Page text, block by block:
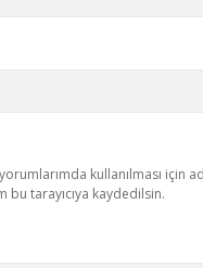
kullanılması için
bu tarayıcıya kaydedilsin.